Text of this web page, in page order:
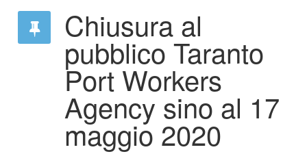
Chiusura al
pubblico Taranto
Port Workers
Agency sino al 17
maggio 2020